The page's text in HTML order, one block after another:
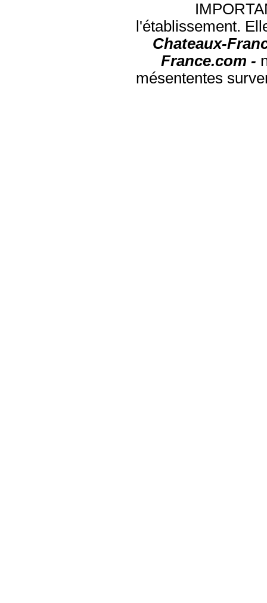
l'établissement.
Chateaux-
France.com -
mésententes